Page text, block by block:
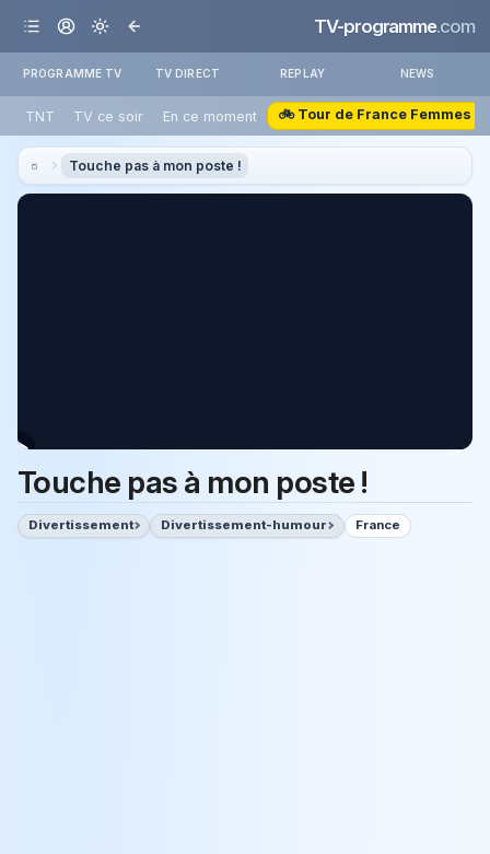
TV-programme.com
PROGRAMME TV TV DIRECT REPLAY NEWS
TNT TV ce soir En ce moment 🚲 Tour de France Femmes
Touche pas à mon poste !
Touche pas à mon poste !
Divertissement Divertissement-humour France